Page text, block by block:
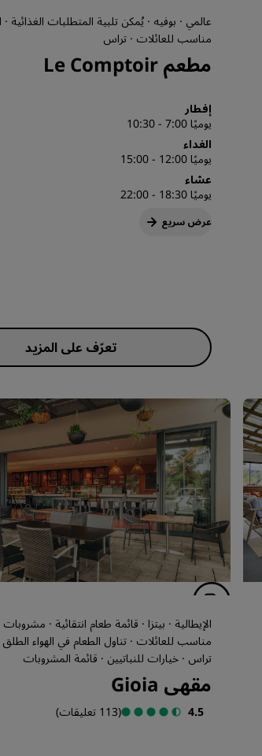
عالمي · بوفيه · يُمكن تلبية المتطلبات الغذائية ·
مناسب للعائلات · تراس
مطعم Le Comptoir
إفطار
يوميًا 7:00 - 10:30
الغداء
يوميًا 12:00 - 15:00
عشاء
يوميًا 18:30 - 22:00
عرض سريع
تعرّف على المزيد
الإيطالية · بيتزا · قائمة طعام انتقائية · مشروبات
مناسب للعائلات · تناول الطعام في الهواء
تراس · خيارات للنباتيين · قائمة المشروبات
مقهى Gioia
4.5 (113 تعليقات)